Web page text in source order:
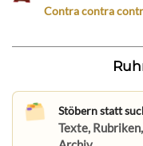
Contra contra
Stöbern statt
Texte,